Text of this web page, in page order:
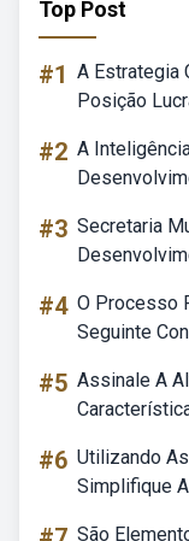
Top Post
#1 A Estrategia
Posição
#2 A
#3 Secretaria
#4 O Processo
Seguinte
#5 Assinale A
#6 Utilizando
Simplifique
São